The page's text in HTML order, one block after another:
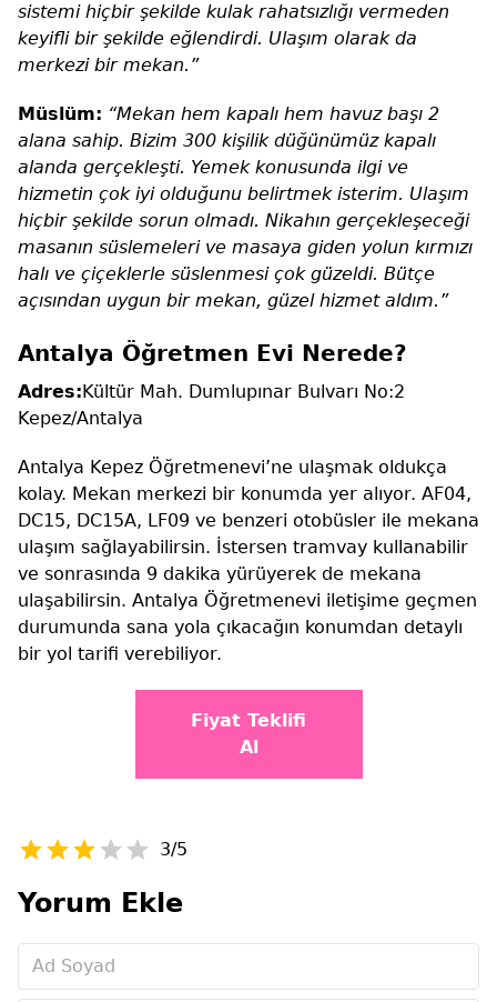
sistemi hiçbir şekilde kulak rahatsızlığı vermeden
keyifli bir şekilde eğlendirdi. Ulaşım olarak da
merkezi bir mekan.”
Müslüm: “Mekan hem kapalı hem havuz başı 2
alana sahip. Bizim 300 kişilik düğünümüz kapalı
alanda gerçekleşti. Yemek konusunda ilgi ve
hizmetin çok iyi olduğunu belirtmek isterim. Ulaşım
hiçbir şekilde sorun olmadı. Nikahın gerçekleşeceği
masanın süslemeleri ve masaya giden yolun kırmızı
halı ve çiçeklerle süslenmesi çok güzeldi. Bütçe
açısından uygun bir mekan, güzel hizmet aldım.”
Antalya Öğretmen Evi Nerede?
Adres: Kültür Mah. Dumlupınar Bulvarı No:2
Kepez/Antalya
Antalya Kepez Öğretmenevi’ne ulaşmak oldukça
kolay. Mekan merkezi bir konumda yer alıyor. AF04,
DC15, DC15A, LF09 ve benzeri otobüsler ile mekana
ulaşım sağlayabilirsin. İstersen tramvay kullanabilir
ve sonrasında 9 dakika yürüyerek de mekana
ulaşabilirsin. Antalya Öğretmenevi iletişime geçmen
durumunda sana yola çıkacağın konumdan detaylı
bir yol tarifi verebiliyor.
Fiyat Teklifi
Al
3/5
Yorum Ekle